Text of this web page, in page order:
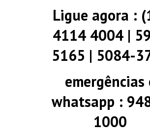
Ligue agora :
4114 4004 |
5165 | 5084-
emergências
whatsapp :
1000